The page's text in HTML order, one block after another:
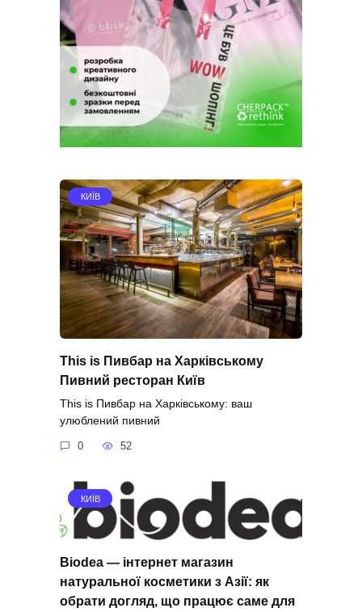
КИЇВ
This is Пивбар на Харківському
Пивний ресторан Київ
This is Пивбар на Харківському: ваш
улюблений пивний
0 52
КИЇВ
Biodea — інтернет магазин
натуральної косметики з Азії: як
обрати догляд, що працює саме для